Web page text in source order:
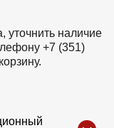
уточнить наличие
+7 (351)